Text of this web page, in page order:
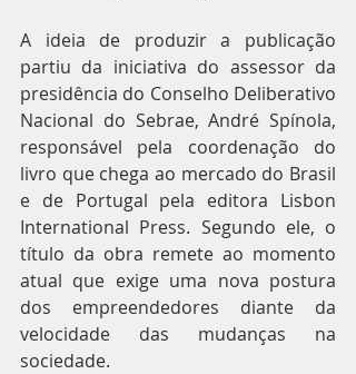
A ideia de produzir a publicação
partiu da iniciativa do assessor da
presidência do Conselho Deliberativo
Nacional do Sebrae, André Spínola,
responsável pela coordenação do
livro que chega ao mercado do Brasil
e de Portugal pela editora Lisbon
International Press. Segundo ele, o
título da obra remete ao momento
atual que exige uma nova postura
dos empreendedores diante da
velocidade das mudanças na
sociedade.